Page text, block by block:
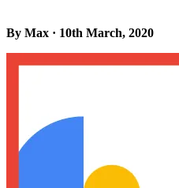
By Max · 10th March, 2020